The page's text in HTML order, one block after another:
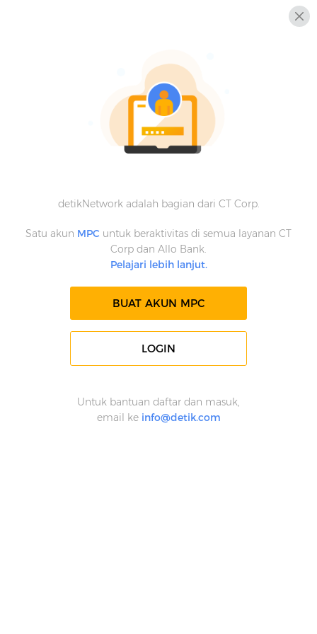
detikNetwork adalah bagian dari CT Corp.
Satu akun MPC untuk beraktivitas di semua layanan CT
Corp dan Allo Bank.
Pelajari lebih lanjut.
BUAT AKUN MPC
LOGIN
Untuk bantuan daftar dan masuk,
email ke info@detik.com